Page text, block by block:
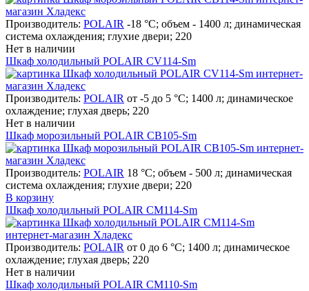
Производитель: POLAIR -18 °C; объем - 1400 л; динамическая
система охлаждения; глухие двери; 220
Нет в наличии
Шкаф холодильный POLAIR CV114-Sm
Производитель: POLAIR от -5 до 5 °C; 1400 л; динамическое
охлаждение; глухая дверь; 220
Нет в наличии
Шкаф морозильный POLAIR CB105-Sm
Производитель: POLAIR 18 °C; объем - 500 л; динамическая
система охлаждения; глухие двери; 220
В корзину
Шкаф холодильный POLAIR CM114-Sm
Производитель: POLAIR от 0 до 6 °C; 1400 л; динамическое
охлаждение; глухая дверь; 220
Нет в наличии
Шкаф холодильный POLAIR CM110-Sm